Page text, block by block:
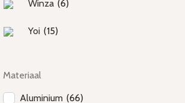
Winza (6)
Yoi (15)
Materiaal
Aluminium (66)